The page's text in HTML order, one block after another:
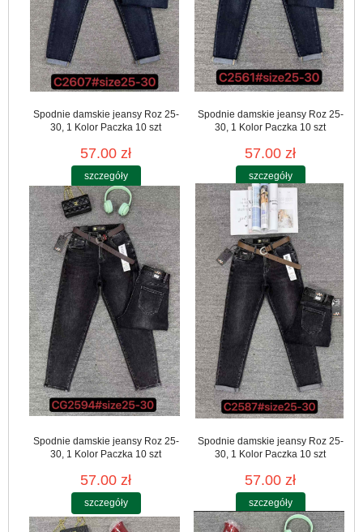
Spodnie damskie jeansy Roz 25-
30, 1 Kolor Paczka 10 szt
57.00 zł
szczegóły
Spodnie damskie jeansy Roz 25-
30, 1 Kolor Paczka 10 szt
57.00 zł
szczegóły
Spodnie damskie jeansy Roz 25-
30, 1 Kolor Paczka 10 szt
57.00 zł
szczegóły
Spodnie damskie jeansy Roz 25-
30, 1 Kolor Paczka 10 szt
57.00 zł
szczegóły